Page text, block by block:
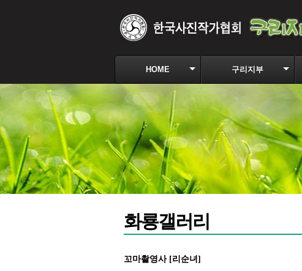
HOME 구리지부
화룡갤러리
꼬마촬영사 [리순녀]